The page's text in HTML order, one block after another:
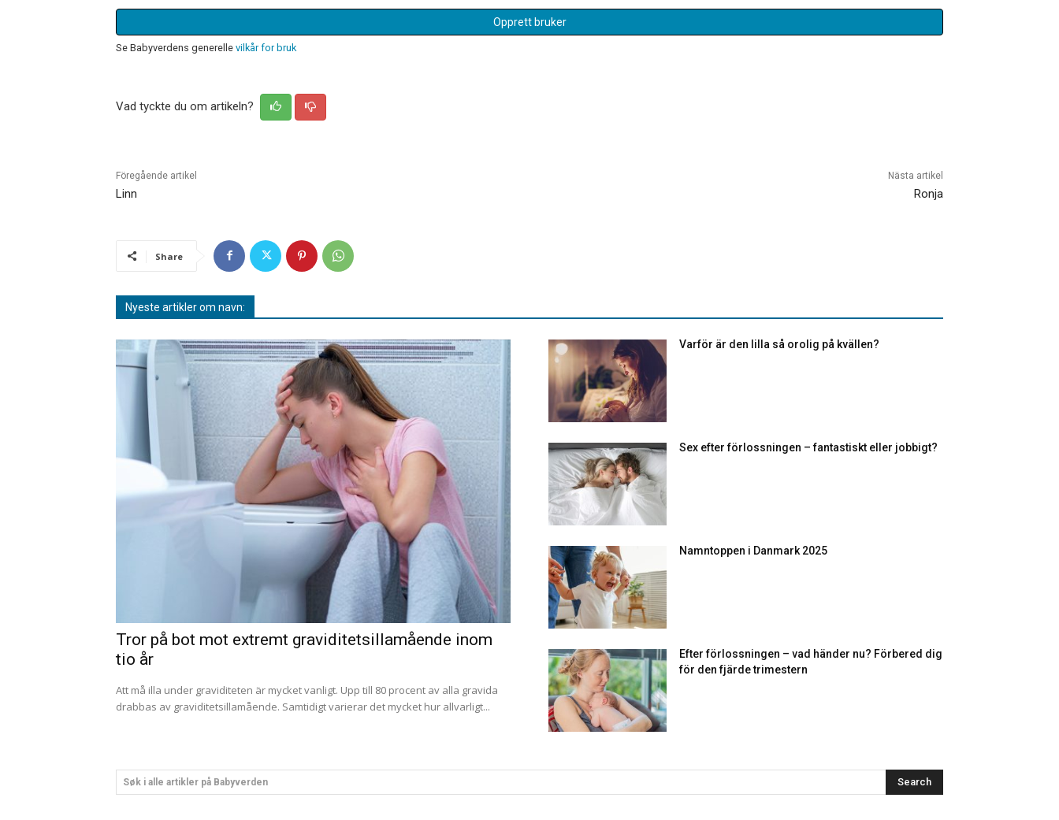
Opprett bruker
Se Babyverdens generelle vilkår for bruk
Vad tyckte du om artikeln?
Föregående artikel
Linn
Nästa artikel
Ronja
Share
Nyeste artikler om navn:
Tror på bot mot extremt graviditetsillamående inom
tio år
Att må illa under graviditeten är mycket vanligt. Upp till 80 procent av alla gravida
drabbas av graviditetsillamående. Samtidigt varierar det mycket hur allvarligt...
Varför är den lilla så orolig på kvällen?
Sex efter förlossningen – fantastiskt eller jobbigt?
Namntoppen i Danmark 2025
Efter förlossningen – vad händer nu? Förbered dig
för den fjärde trimestern
Søk i alle artikler på Babyverden Search